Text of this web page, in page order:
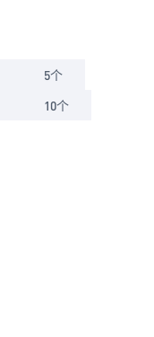
5个
10个